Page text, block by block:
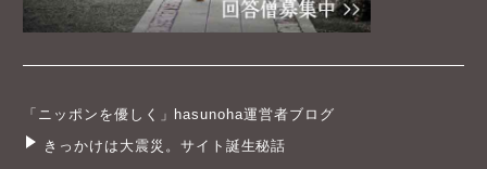
「ニッポンを優しく」hasunoha運営者ブログ
きっかけは大震災。サイト誕生秘話